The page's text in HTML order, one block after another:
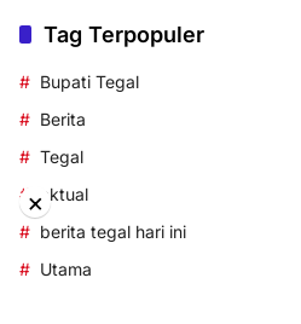
Tag Terpopuler
Bupati Tegal
Berita
Tegal
aktual
berita tegal hari ini
Utama
×